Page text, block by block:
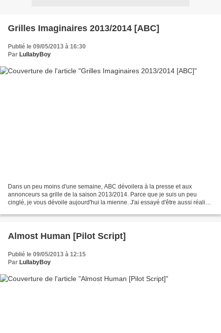
Grilles Imaginaires 2013/2014 [ABC]
Publié le 09/05/2013 à 16:30
Par LullabyBoy
Dans un peu moins d'une semaine, ABC dévoilera à la presse et aux
annonceurs sa grille de la saison 2013/2014. Parce que je suis un peu
cinglé, je vous dévoile aujourd'hui la mienne. J'ai essayé d'être aussi réaliste
Almost Human [Pilot Script]
Publié le 09/05/2013 à 12:15
Par LullabyBoy